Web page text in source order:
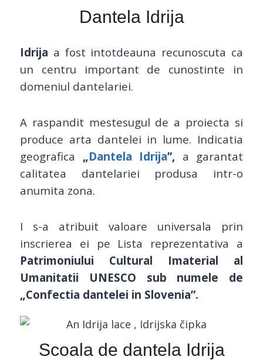
Dantela Idrija
Idrija a fost intotdeauna recunoscuta ca
un centru important de cunostinte in
domeniul dantelariei.
A raspandit mestesugul de a proiecta si
produce arta dantelei in lume. Indicatia
geografica „Dantela Idrija”, a garantat
calitatea dantelariei produsa intr-o
anumita zona.
I s-a atribuit valoare universala prin
inscrierea ei pe Lista reprezentativa a
Patrimoniului Cultural Imaterial al
Umanitatii UNESCO sub numele de
„Confectia dantelei in Slovenia”.
Scoala de dantela Idrija